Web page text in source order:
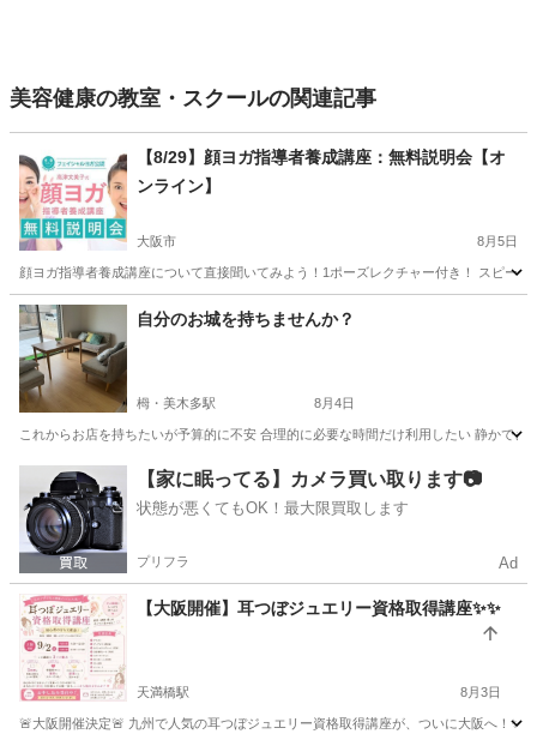
美容健康の教室・スクールの関連記事
【8/29】顔ヨガ指導者養成講座：無料説明会【オ
ンライン】
大阪市 8月5日
顔ヨガ指導者養成講座について直接聞いてみよう！1ポーズレクチャー付き！ スピー
大阪 大阪市 リフトアップ フェイシャル
自分のお城を持ちませんか？
栂・美木多駅 8月4日
これからお店を持ちたいが予算的に不安 合理的に必要な時間だけ利用したい 静かで
堺市 栂・美木多駅 エステ
【家に眠ってる】カメラ買い取ります📷
状態が悪くてもOK！最大限買取します
プリフラ Ad
【大阪開催】耳つぼジュエリー資格取得講座✨✨
天満橋駅 8月3日
🚨大阪開催決定🚨 九州で人気の耳つぼジュエリー資格取得講座が、ついに大阪へ！✨